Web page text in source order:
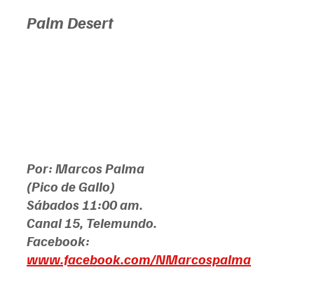
Palm Desert
Por: Marcos Palma
(Pico de Gallo)
Sábados 11:00 am.
Canal 15, Telemundo.
www.facebook.com/NMarcospalma